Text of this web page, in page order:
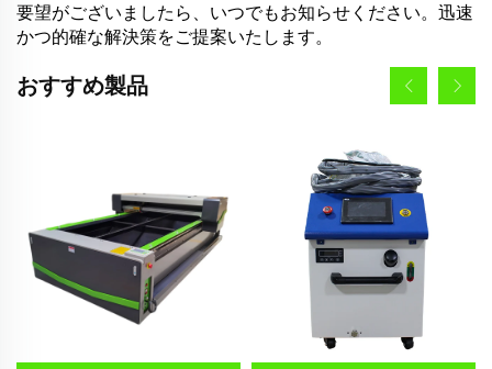
要望がございましたら、いつでもお知らせください。迅速
かつ的確な解決策をご提案いたします。
おすすめ製品